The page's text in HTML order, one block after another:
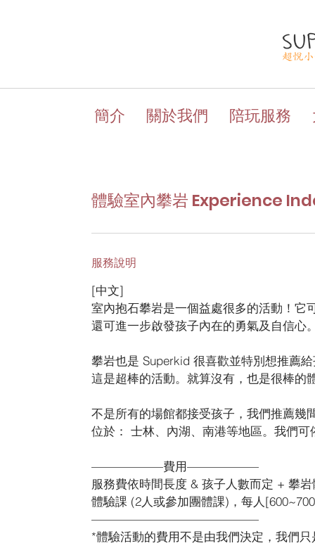
簡介 關於我們 陪玩服務
體驗室內攀岩 Experience
服務說明
[中文]
室內抱石攀岩是一個益處很多的活動！它
還可進一步啟發孩子內在的勇氣及自信心
攀岩也是 Superkid 很喜歡並特別想推薦
這是超棒的活動。就算沒有，也是很棒的
不是所有的場館都接受孩子，我們推薦幾
位於： 士林、內湖、南港等地區。我們
——————費用——————
服務費依時間長度 & 孩子人數而定 + 攀
體驗課 (2人或參加團體課)，每人
——————————————
*體驗活動的費用不是由我們決定，我們